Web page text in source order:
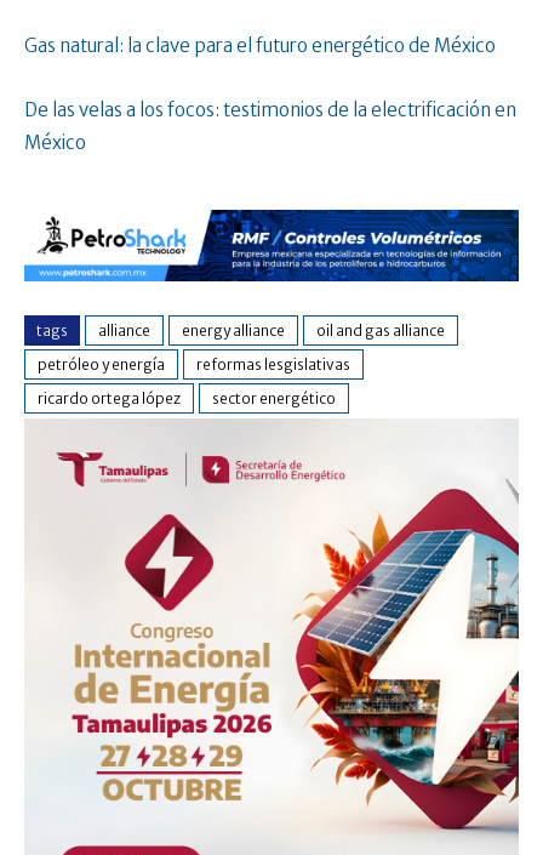
Gas natural: la clave para el futuro energético de México
De las velas a los focos: testimonios de la electrificación en
México
tags alliance energy alliance
oil and gas alliance
petróleo y energía
reformas lesgislativas
ricardo ortega lópez
sector energético